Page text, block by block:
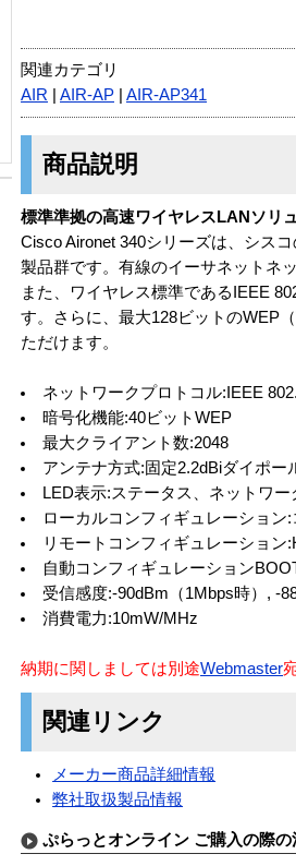
関連カテゴリ
AIR
AIR-AP AIR-AP341
商品説明
標準準拠の高速ワイヤレスLANソリ
Cisco Aironet 340シリーズは、シス
製品群です。有線のイーサネットネ
また、ワイヤレス標準であるIEEE
す。さらに、最大128ビットのWEP
ただけます。
ネットワークプロトコル:IEEE
暗号化機能:40ビットWEP
最大クライアント数:2048
アンテナ方式:固定2.2dBiダイポー
LED表示:ステータス、ネットワー
ローカルコンフィギュレーション
リモートコンフィギュレーション
自動コンフィギュレーション
受信感度:-90dBm（1Mbps時）, -
消費電力:10mW/MHz
納期に関しましては別途Webmaster
関連リンク
メーカー商品詳細情報
弊社取扱製品情報
ぷらっとオンライン ご購入の際の